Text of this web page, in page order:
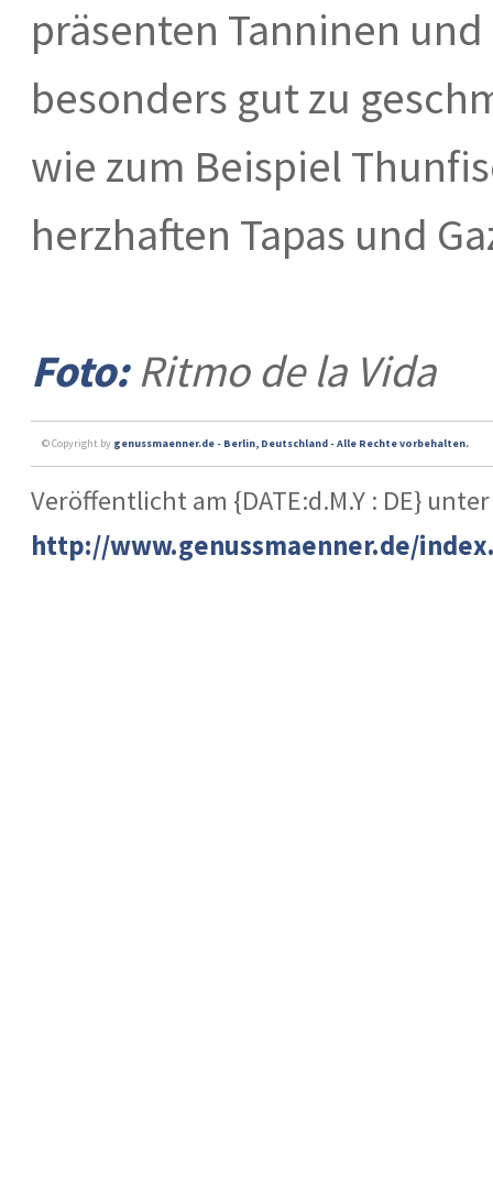
präsenten Tanninen
besonders gut zu
wie zum Beispiel
herzhaften Tapas und
Foto:Ritmo de la Vida
© Copyright by genussmaenner.de - Berlin, Deutschland - Alle Rechte vorbehalten.
Veröffentlicht am {DATE:d.M.Y : DE}
http://www.genussmaenner.de/